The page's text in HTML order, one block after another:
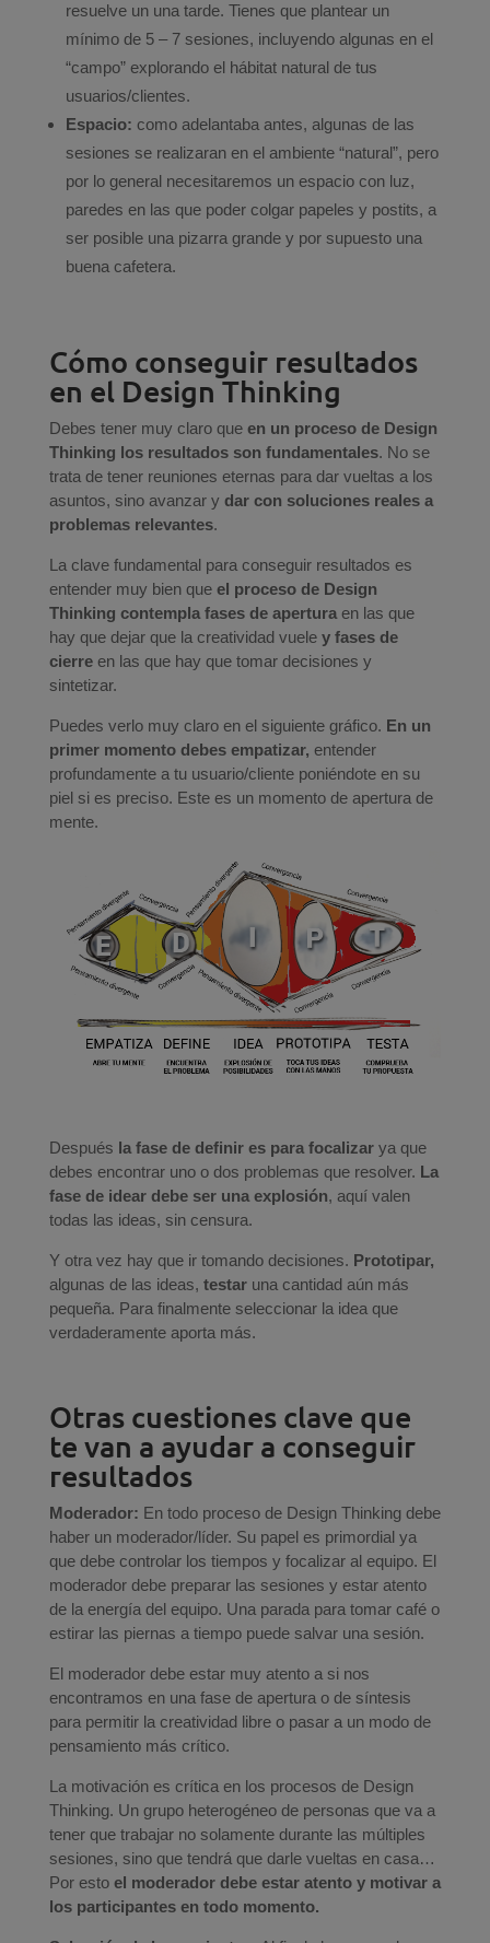
resuelve un una tarde. Tienes que plantear un
mínimo de 5 – 7 sesiones, incluyendo algunas en el
“campo” explorando el hábitat natural de tus
usuarios/clientes.
Espacio: como adelantaba antes, algunas de las
sesiones se realizaran en el ambiente “natural”, pero
por lo general necesitaremos un espacio con luz,
paredes en las que poder colgar papeles y postits, a
ser posible una pizarra grande y por supuesto una
buena cafetera.
Cómo conseguir resultados
en el Design Thinking
Debes tener muy claro que en un proceso de Design
Thinking los resultados son fundamentales. No se
trata de tener reuniones eternas para dar vueltas a los
asuntos, sino avanzar y dar con soluciones reales a
problemas relevantes.
La clave fundamental para conseguir resultados es
entender muy bien que el proceso de Design
Thinking contempla fases de aperturaen las que
hay que dejar que la creatividad vuele y fases de
cierreen las que hay que tomar decisiones y
sintetizar.
Puedes verlo muy claro en el siguiente gráfico. En un
primer momento debes empatizar, entender
profundamente a tu usuario/cliente poniéndote en su
piel si es preciso. Este es un momento de apertura de
mente.
Después la fase de definir es para focalizarya que
debes encontrar uno o dos problemas que resolver. La
fase de idear debe ser una explosión, aquí valen
todas las ideas, sin censura.
Y otra vez hay que ir tomando decisiones. Prototipar,
algunas de las ideas, testaruna cantidad aún más
pequeña. Para finalmente seleccionar la idea que
verdaderamente aporta más.
Otras cuestiones clave que
te van a ayudar a conseguir
resultados
Moderador: En todo proceso de Design Thinking debe
haber un moderador/líder. Su papel es primordial ya
que debe controlar los tiempos y focalizar al equipo. El
moderador debe preparar las sesiones y estar atento
de la energía del equipo. Una parada para tomar café o
estirar las piernas a tiempo puede salvar una sesión.
El moderador debe estar muy atento a si nos
encontramos en una fase de apertura o de síntesis
para permitir la creatividad libre o pasar a un modo de
pensamiento más crítico.
La motivación es crítica en los procesos de Design
Thinking. Un grupo heterogéneo de personas que va a
tener que trabajar no solamente durante las múltiples
sesiones, sino que tendrá que darle vueltas en casa…
Por estoel moderador debe estar atento y motivar a
los participantes en todo momento.